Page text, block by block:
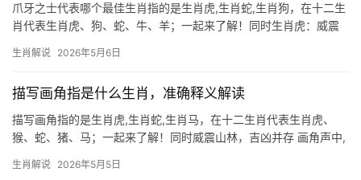
爪牙之士代表哪个最佳生肖指的是生肖虎,生肖蛇,生肖狗，在十二生
肖代表生肖虎、狗、蛇、牛、羊；一起来了解！同时生肖虎：威震
称其为“山君”，锋利的爪牙与凛然的气势，恰如权柄在握的将帅，成
生肖解说 2026年5月6日
描写画角指是什么生肖，准确释义解读
描写画角指的是生肖虎,生肖蛇,生肖马，在十二生肖代表生肖虎、
猴、蛇、猪、马；一起来了解！同时威震山林，吉凶并存 画角声中,
生肖虎正是这般霸气的化身，虎为百兽之王，命理中主“将星”，但吉
生肖解说 2026年5月5日